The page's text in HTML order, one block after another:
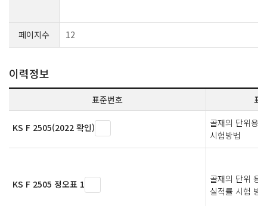
페이지수 12
이력정보
표준번호 표
KS F 2505(2022 확인)
골재의 단위용
시험방법
KS F 2505 정오표 1
골재의 단위 용
실적률 시험 방